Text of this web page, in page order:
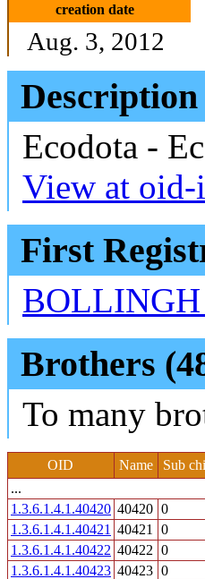
creation date
Aug. 3, 2012
Ecodota -
View at
First
BOLLINGH
Brothers
To many
OID Name Sub
...
1.3.6.1.4.1.40420 40420 0
1.3.6.1.4.1.40421 40421 0
1.3.6.1.4.1.40422 40422 0
1.3.6.1.4.1.40423 40423 0